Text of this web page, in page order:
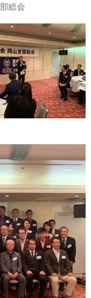
総会